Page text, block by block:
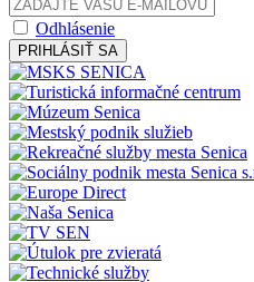
Odhlásenie
PRIHLÁSIŤ SA